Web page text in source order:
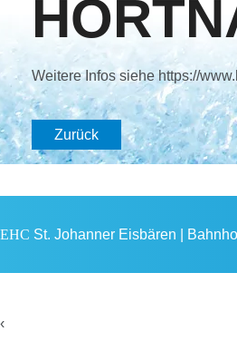
Weitere Infos siehe https://
Zurück
EHC St. Johanner Eisbären |
‹